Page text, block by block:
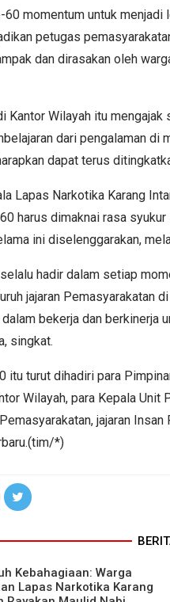
60 momentum untuk
petugas
dan dirasakan oleh
Kantor Wilayah itu mengajak
dari pengalaman di
dapat terus
Lapas Narkotika Karang
harus dimaknai rasa
ini diselenggarakan,
hadir dalam setiap
jajaran Pemasyarakatan
bekerja dan berkinerja
singkat.
itu turut dihadiri para
Wilayah, para Kepala
jajaran
*)
Kebahagiaan: Warga
Lapas Narkotika Karang